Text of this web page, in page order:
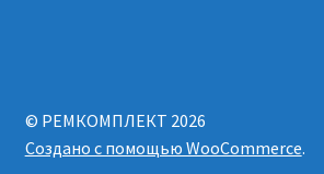
© РЕМКОМПЛЕКТ 2026
Создано с помощью WooCommerce.